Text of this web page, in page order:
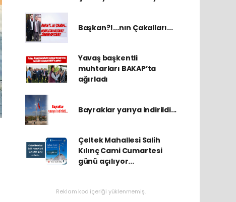
Başkan?!...nın Çakalları...
Yavaş başkentli
muhtarları BAKAP’ta
ağırladı
Bayraklar yarıya indirildi...
Çeltek Mahallesi Salih
Kılınç Cami Cumartesi
günü açılıyor...
Reklam kod içeriği yüklenmemiş.